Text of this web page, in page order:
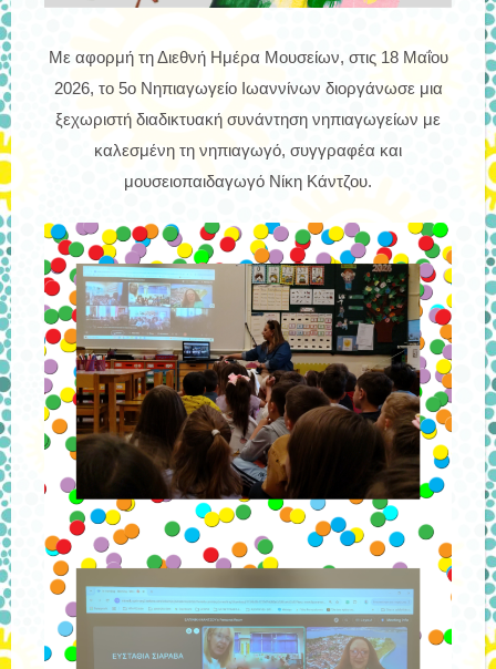
Με αφορμή τη Διεθνή Ημέρα Μουσείων, στις 18 Μαΐου
2026, το 5ο Νηπιαγωγείο Ιωαννίνων διοργάνωσε μια
ξεχωριστή διαδικτυακή συνάντηση νηπιαγωγείων με
καλεσμένη τη νηπιαγωγό, συγγραφέα και
μουσειοπαιδαγωγό Νίκη Κάντζου.